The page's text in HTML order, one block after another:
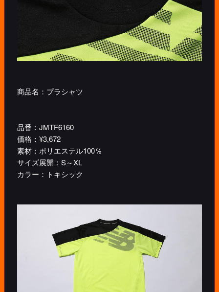
商品名：プラシャツ
品番：JMTF6160
価格：¥3,672
素材：ポリエステル100％
サイズ展開：S～XL
カラー：トキシック